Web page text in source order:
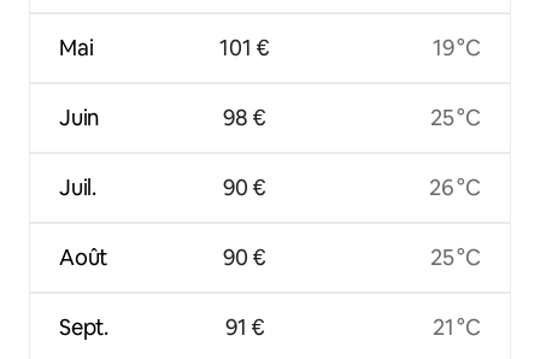
Mai
Juin
Juil.
Août
Sept.
101 €
98 €
90 €
90 €
91 €
19 °C
25 °C
26 °C
25 °C
21 °C